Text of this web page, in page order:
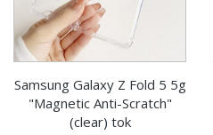
Samsung Galaxy Z Fold 5 5g
"Magnetic Anti-Scratch"
(clear) tok